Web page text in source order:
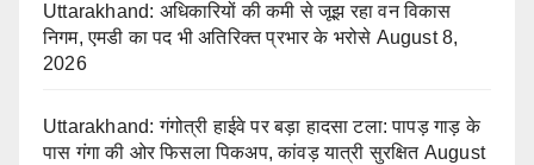
Uttarakhand: अधिकारियों की कमी से जूझ रहा वन विकास
निगम, एमडी का पद भी अतिरिक्त प्रभार के भरोसे August 8,
2026
Uttarakhand: गंगोत्री हाईवे पर बड़ा हादसा टला: पापड़ गाड़ के
पास गंगा की ओर फिसला पिकअप, कांवड़ यात्री सुरक्षित August